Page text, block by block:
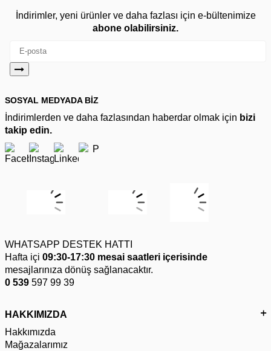
İndirimler, yeni ürünler ve daha fazlası için e-bültenimize
abone olabilirsiniz.
SOSYAL MEDYADA BİZ
İndirimlerden ve daha fazlasından haberdar olmak için bizi
takip edin.
WHATSAPP DESTEK HATTI
Hafta içi 09:30-17:30 mesai saatleri içerisinde
mesajlarınıza dönüş sağlanacaktır.
0 539 597 99 39
HAKKIMIZDA
Hakkımızda
Mağazalarımız